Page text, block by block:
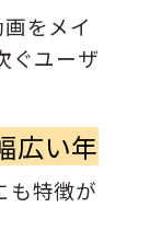
をメイ
ぐユーザ
広い年
も特徴が